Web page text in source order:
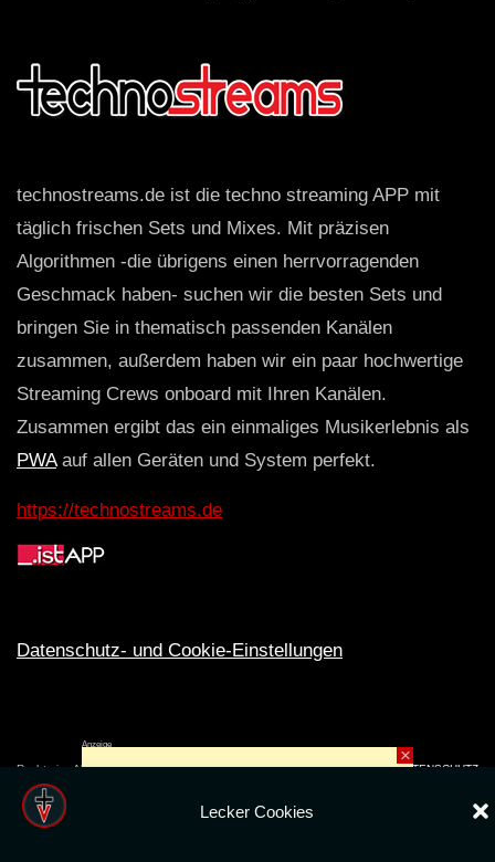
Lecker Cookies
technostreams.de ist die techno streaming APP mit
täglich frischen Sets und Mixes. Mit präzisen
Algorithmen -die übrigens einen herrvorragenden
Geschmack haben- suchen wir die besten Sets und
bringen Sie in thematisch passenden Kanälen
zusammen, außerdem haben wir ein paar hochwertige
Streaming Crews onboard mit Ihren Kanälen.
Zusammen ergibt das ein einmaliges Musikerlebnis als
PWAauf allen Geräten und System perfekt.
https://technostreams.de
Datenschutz- und Cookie-Einstellungen
Rechte ins All © 2024. Erstellt mitღfür die CLUBS und SZENE |Club.TV|DATENSCHUTZ
Anzeige
×